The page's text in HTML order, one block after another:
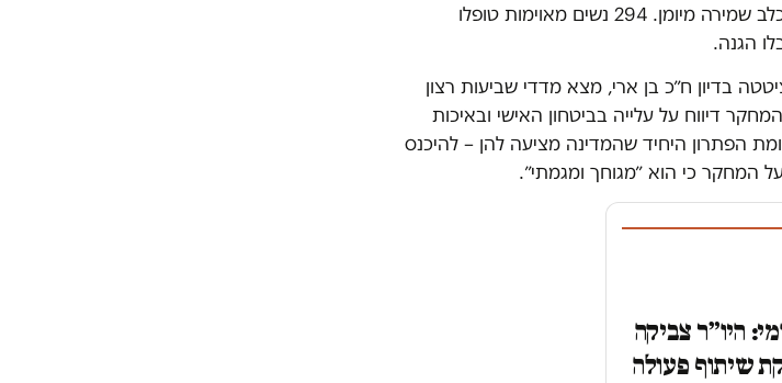
חדשני במסגרתו נשים מאוימות מקבלות כלב שמירה מיומן. 294 נשים מאוימות טופלו
בדיון ח״כ בן ארי, מצא מדדי שביעות רצון
דיווח על עלייה בביטחון האישי ובאיכות
הפתרון היחיד שהמדינה מציעה להן – להיכנס
המחקר כי הוא ״מגוחך ומגמתי״.
היו״ר צביקה
שיתוף פעולה